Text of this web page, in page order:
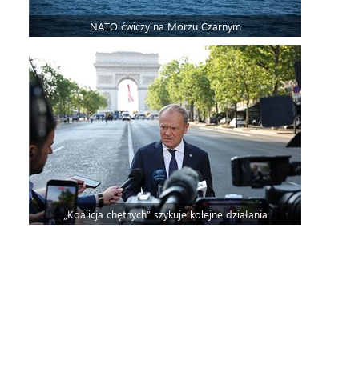
NATO ćwiczy na Morzu Czarnym
„Koalicja chętnych” szykuje kolejne działania